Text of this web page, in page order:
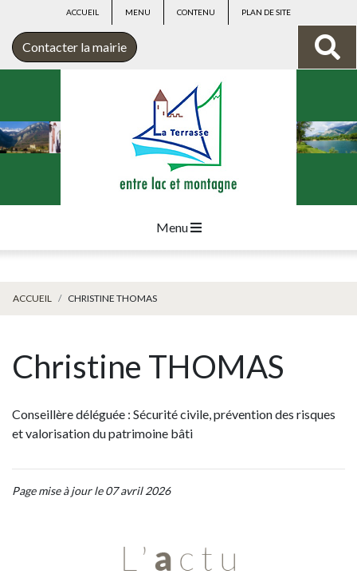
ACCUEIL MENU CONTENU PLAN DE SITE
Contacter la mairie
Menu
ACCUEIL CHRISTINE THOMAS
Christine THOMAS
Conseillère déléguée : Sécurité civile, prévention des risques
et valorisation du patrimoine bâti
Page mise à jour le 07 avril 2026